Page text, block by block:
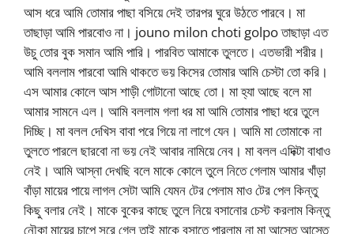
আস ধরে আমি তোমার পাছা বসিয়ে দেই তারপর ঘুরে উঠতে পারবে। মা
তাছাড়া আমি পারবোও না। jouno milon choti golpo তাছাড়া এত
উচু তোর বুক সমান আমি পারি। পারবিত আমাকে তুলতে। এতভারী শরীর।
আমি বললাম পারবো আমি থাকতে ভয় কিসের তোমার আমি চেস্টা তো করি।
এস আমার কোলে আস শাড়ী গোটানো আছে তো। মা হ্যা আছে বলে মা
আমার সামনে এল। আমি বললাম গলা ধর মা আমি তোমার পাছা ধরে তুলে
দিচ্ছি। মা বলল দেখিস বাবা পরে গিয়ে না লাগে যেন। আমি মা তোমাকে না
তুলতে পারলে ছারবো না ভয় নেই আবার নামিয়ে নেব। মা বলল এদিক্টা বাধাও
নেই। আমি আস্না দেখছি বলে মাকে কোলে তুলে নিতে গেলাম আমার খাঁড়া
বাঁড়া মায়ের পায়ে লাগল সেটা আমি যেমন টের পেলাম মাও টের পেল কিন্তু
কিছু বলার নেই। মাকে বুকের কাছে তুলে নিয়ে বসানোর চেস্ট করলাম কিন্তু
নৌকা মায়ের চাপে সরে গেল তাই মাকে বসাতে পারলাম না মা আস্তে আস্তে